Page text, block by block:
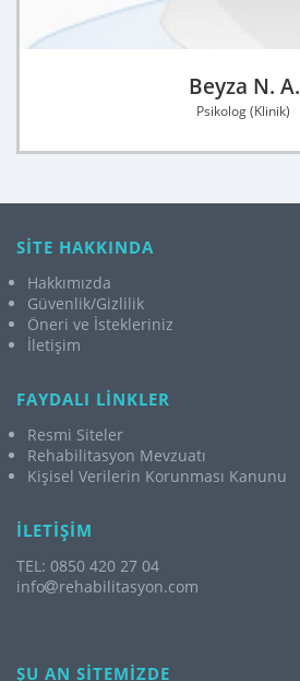
Beyza N. A.
Psikolog (Klinik)
SİTE HAKKINDA
Hakkımızda
Güvenlik/Gizlilik
Öneri ve İstekleriniz
İletişim
FAYDALI LİNKLER
Resmi Siteler
Rehabilitasyon Mevzuatı
Kişisel Verilerin Korunması Kanunu
İLETİŞİM
TEL: 0850 420 27 04
info
rehabilitasyon.com
ŞU AN SİTEMİZDE